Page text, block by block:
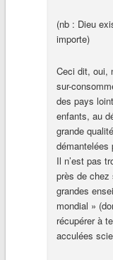
(nb : Dieu
importe)
Ceci dit, oui,
sur-
des pays
enfants, au
grande
démantelées
Il n’est pas
près de
grandes
mondial »
récupérer à
acculées